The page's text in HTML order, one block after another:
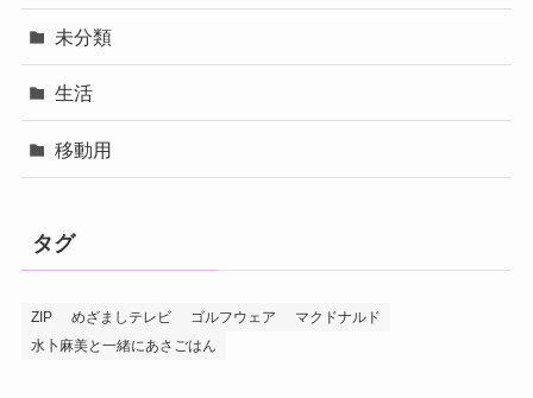
未分類
生活
移動用
タグ
ZIP めざましテレビ ゴルフウェア
マクドナルド
水卜麻美と一緒にあさごはん